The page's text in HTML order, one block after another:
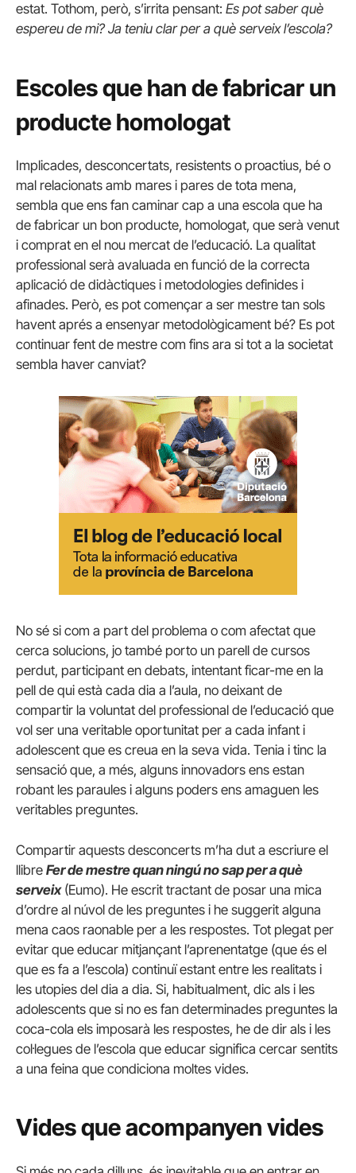
estat. Tothom, però, s’irrita pensant: Es pot saber què
espereu de mi? Ja teniu clar per a què serveix l’escola?
Escoles que han de fabricar un
producte homologat
Implicades, desconcertats, resistents o proactius, bé o
mal relacionats amb mares i pares de tota mena,
sembla que ens fan caminar cap a una escola que ha
de fabricar un bon producte, homologat, que serà venut
i comprat en el nou mercat de l’educació. La qualitat
professional serà avaluada en funció de la correcta
aplicació de didàctiques i metodologies definides i
afinades. Però, es pot començar a ser mestre tan sols
havent aprés a ensenyar metodològicament bé? Es pot
continuar fent de mestre com fins ara si tot a la societat
sembla haver canviat?
No sé si com a part del problema o com afectat que
cerca solucions, jo també porto un parell de cursos
perdut, participant en debats, intentant ficar-me en la
pell de qui està cada dia a l’aula, no deixant de
compartir la voluntat del professional de l’educació que
vol ser una veritable oportunitat per a cada infant i
adolescent que es creua en la seva vida. Tenia i tinc la
sensació que, a més, alguns innovadors ens estan
robant les paraules i alguns poders ens amaguen les
veritables preguntes.
Compartir aquests desconcerts m’ha dut a escriure el
llibre Fer de mestre quan ningú no sap per a què
serveix(Eumo). He escrit tractant de posar una mica
d’ordre al núvol de les preguntes i he suggerit alguna
mena caos raonable per a les respostes. Tot plegat per
evitar que educar mitjançant l’aprenentatge (que és el
que es fa a l’escola) continuï estant entre les realitats i
les utopies del dia a dia. Si, habitualment, dic als i les
adolescents que si no es fan determinades preguntes la
coca-cola els imposarà les respostes, he de dir als i les
col·legues de l’escola que educar significa cercar sentits
a una feina que condiciona moltes vides.
Vides que acompanyen vides